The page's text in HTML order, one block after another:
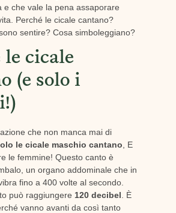
e che vale la pena assaporare
Perché le cicale cantano?
sentire? Cosa simboleggiano?
le cicale
(e solo i
che non manca mai di
le cicale maschio cantano , E
le femmine! Questo canto è
un organo addominale che in
fino a 400 volte al secondo.
può raggiungere 120 decibel . È
vanno avanti da così tanto